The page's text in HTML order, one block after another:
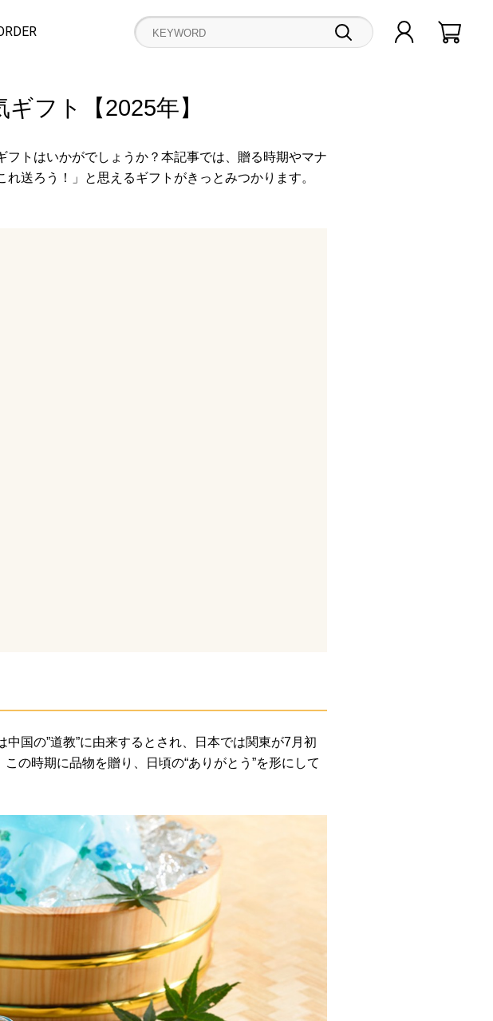
フト【2025年】
トはいかがでしょうか？本記事では、贈る時期やマナ
送ろう！」と思えるギフトがきっとみつかります。
国の”道教”に由来するとされ、日本では関東が7月初
の時期に品物を贈り、日頃の“ありがとう”を形にして